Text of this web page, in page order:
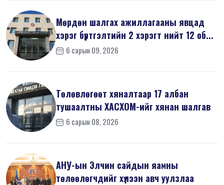
Мөрдөн шалгах ажиллагааны явцад
хэрэг бүртгэлтийн 2 хэрэгт нийт 12 об...
6 сарын 09, 2026
Төлөвлөгөөт хяналтаар 17 албан
тушаалтны ХАСХОМ-ийг хянан шалгав
6 сарын 08, 2026
АНУ-ын Элчин сайдын яамны
төлөөлөгчдийг хүлээн авч уулзлаа